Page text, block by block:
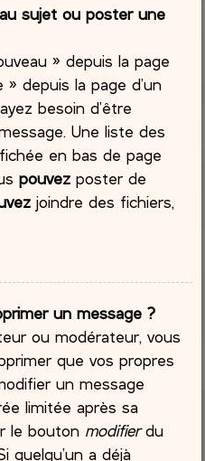
sujet ou poster une
» depuis la page
depuis la page d’un
besoin d’être
Une liste des
en bas de page
pouvez poster de
joindre des fichiers,
un message ?
ou modérateur, vous
que vos propres
un message
limitée après sa
le bouton modifierdu
quelqu’un a déjà